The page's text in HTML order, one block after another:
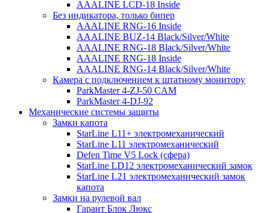
AAALINE LCD-18 Inside
Без индикатора, только бипер
AAALINE RNG-16 Inside
AAALINE BUZ-14 Black/Silver/White
AAALINE RNG-18 Black/Silver/White
AAALINE RNG-18 Inside
AAALINE RNG-14 Black/Silver/White
Камера с подключением к штатному монитору
ParkMaster 4-ZJ-50 CAM
ParkMaster 4-DJ-92
Механические системы защиты
Замки капота
StarLine L11+ электромеханический
StarLine L11 электромеханический
Defen Time V5 Lock (сфера)
StarLine LD12 электромеханический замок
StarLine L21 электромеханический замок
капота
Замки на рулевой вал
Гарант Блок Люкс